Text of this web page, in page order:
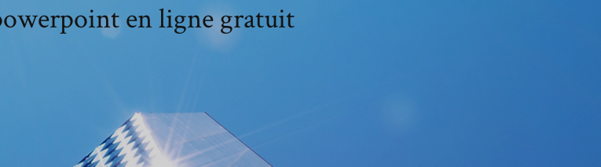
en ligne gratuit